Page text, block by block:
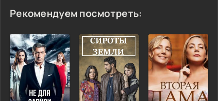
Рекомендуем посмотреть: